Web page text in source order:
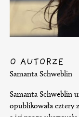
O AUTORZE
Samanta Schweblin
Samanta Schweblin
opublikowała cztery